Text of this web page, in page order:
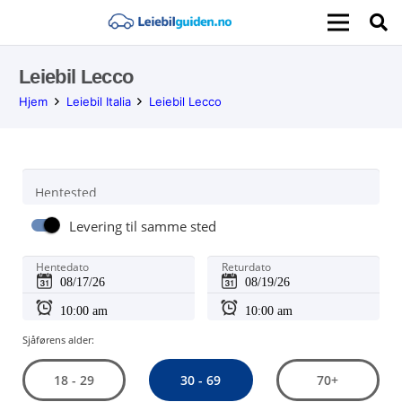
Leiebil Lecco
Hjem Leiebil Italia Leiebil Lecco
Hentested
Levering til samme sted
Hentedato Returdato
Sjåførens alder:
18 - 29 30 - 69 70+